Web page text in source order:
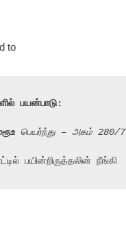
to
பயன்பாடு:
பெயர்ந்து – அகம் 280/7
பயின்றிருத்தலின் நீங்கி